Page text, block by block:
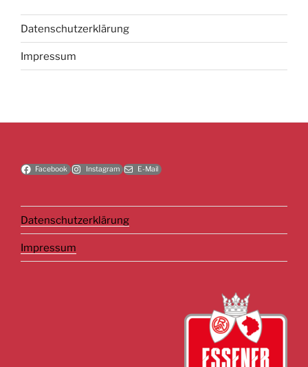
Datenschutzerklärung
Impressum
Facebook Instagram E-Mail
Datenschutzerklärung
Impressum